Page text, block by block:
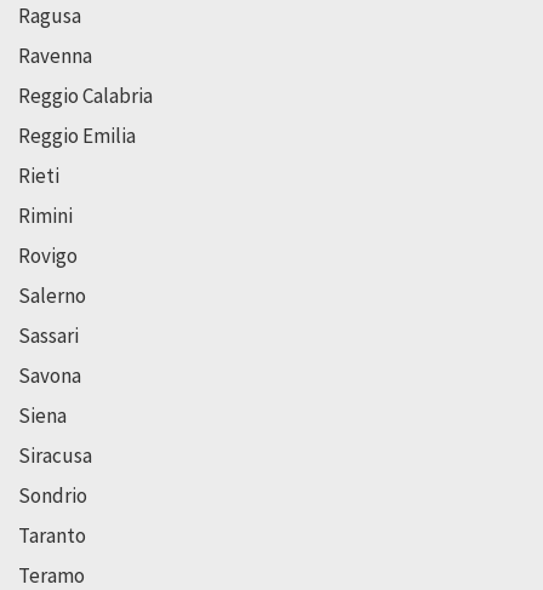
Ragusa
Ravenna
Reggio Calabria
Reggio Emilia
Rieti
Rimini
Rovigo
Salerno
Sassari
Savona
Siena
Siracusa
Sondrio
Taranto
Teramo